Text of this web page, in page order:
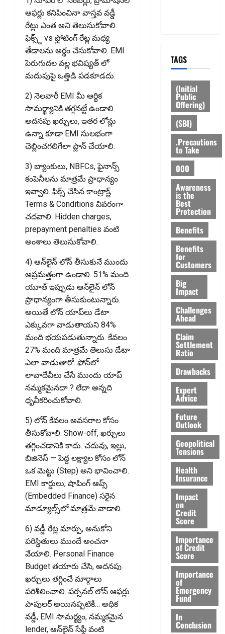
ఆఫర్లు కనిపించినా వాస్తవ వడ్డీ
రేట్లు ఎంత అని తెలుసుకోవాలి.
ఫిక్స్డ్ vs ఫ్లోటింగ్ రేట్ల మధ్య
తేడాలను అర్థం చేసుకోవాలి. EMI
పెరుగుదల వల్ల భవిష్యత్ లో
మదుపుపై ఒత్తిడి పడకూడదు.
2) నెలవారీ EMI మీ ఆర్థిక
సామర్థ్యానికి తగ్గనట్టే ఉండాలి.
అదనపు ఖర్చులు, ఇతర లోన్లు
ఉన్నా కూడా EMI సులభంగా
చెల్లించగలిగేలా ప్లాన్ చేయాలి.
3) బ్యాంకులు, NBFCs, ఫైనాన్స్
కంపెనీలను మాత్రమే ప్రాధాన్యం
ఇవ్వాలి. ఫిక్స్ చేసిన కాంట్రాక్ట్,
Terms & Conditions వివరంగా
చదవాలి. Hidden charges,
prepayment penalties వంటి
అంశాలు తెలుసుకోవాలి.
4) ఆన్‌లైన్ లోన్ తీసుకునే ముందు
అప్ర‌మ‌త్తంగా ఉండాలి. 51% మంది
యూత్ ఇప్పుడు ఆన్‌లైన్ లోన్
ప్రాధాన్యంగా తీసుకుంటున్నారు.
అయితే లోన్ యాప్‌లు డేటా
ఎక్కువగా వాడుతాయని 84%
మంది భయపడుతున్నారు. కేవలం
27% మంది మాత్రమే తెలుసు డేటా
ఎలా వాడుతారో. ఫోన్‌లో
లావాదేవీలు చేసే ముందు యాప్
నమ్మకమైనదా ? లేదా అన్న‌ది
ధృవీకరించుకోవాలి.
5) లోన్ కేవలం అవసరాల కోసం
తీసుకోవాలి. Show-off, ఖర్చులు
తగ్గించడానికి కాదు. చదువు, ఇల్లు,
బిజినెస్ — పెద్ద లక్ష్యాల కోసం లోన్
ఒక మెట్టు (Step) అని భావించాలి.
EMI కార్డులు, షాపింగ్ ఆప్స్
(Embedded Finance) సరైన
మాడ్యూల్స్‌లో మాత్రమే వాడాలి.
6) వడ్డీ రేట్ల మార్పు, అనుకోని
పరిస్థితులు ముందే అంచనా
వేయాలి. Personal Finance
Budget తయారు చేసి, అదనపు
ఖర్చులు తగ్గించే మార్గాలు
పరిశీలించాలి. పర్సనల్ లోన్ ఆఫర్లు
పాపులర్ అయినప్పటికీ… అధిక
వడ్డీ, EMI సామర్థ్యం, నమ్మకమైన
lender, ఆన్‌లైన్ సేఫ్టీ వంటి
TAGS
(Initial
Public
Offering)
(SBI)
.Precautions
to Take
000
Awareness
is the
Best
Protection
Benefits
Benefits
for
Customers
Big
Impact
Challenges
Ahead
Claim
Settlement
Ratio
Drawbacks
Expert
Advice
Future
Outlook
Geopolitical
Tensions
Health
Insurance
Impact
on
Credit
Score
Importance
of Credit
Score
Importance
of
Emergency
Fund
In
Conclusion